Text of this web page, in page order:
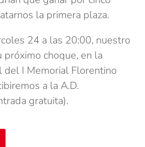
la primera plaza.
24 a las 20:00, nuestro
choque, en la
del I Memorial Florentino
a la A.D.
gratuita).